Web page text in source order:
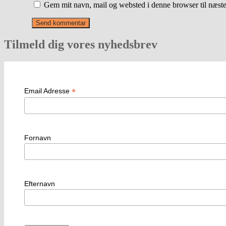
Gem mit navn, mail og websted i denne browser til
Tilmeld dig vores nyhedsbrev
Email Adresse *
Fornavn
Efternavn